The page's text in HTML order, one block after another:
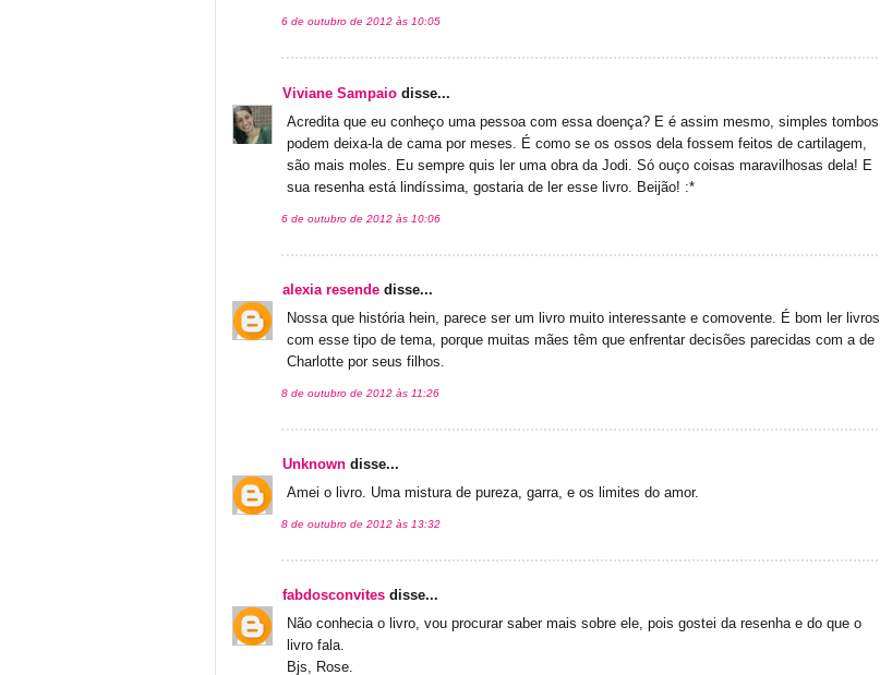
6 de outubro de 2012 às 10:05
Viviane Sampaio disse...
Acredita que eu conheço uma pessoa com essa doença? E é assim mesmo, simples tombos
podem deixa-la de cama por meses. É como se os ossos dela fossem feitos de cartilagem,
são mais moles. Eu sempre quis ler uma obra da Jodi. Só ouço coisas maravilhosas dela! E
sua resenha está lindíssima, gostaria de ler esse livro. Beijão! :*
6 de outubro de 2012 às 10:06
alexia resende disse...
Nossa que história hein, parece ser um livro muito interessante e comovente. É bom ler livros
com esse tipo de tema, porque muitas mães têm que enfrentar decisões parecidas com a de
Charlotte por seus filhos.
8 de outubro de 2012 às 11:26
Unknown disse...
Amei o livro. Uma mistura de pureza, garra, e os limites do amor.
8 de outubro de 2012 às 13:32
fabdosconvites disse...
Não conhecia o livro, vou procurar saber mais sobre ele, pois gostei da resenha e do que o
livro fala.
Bjs, Rose.